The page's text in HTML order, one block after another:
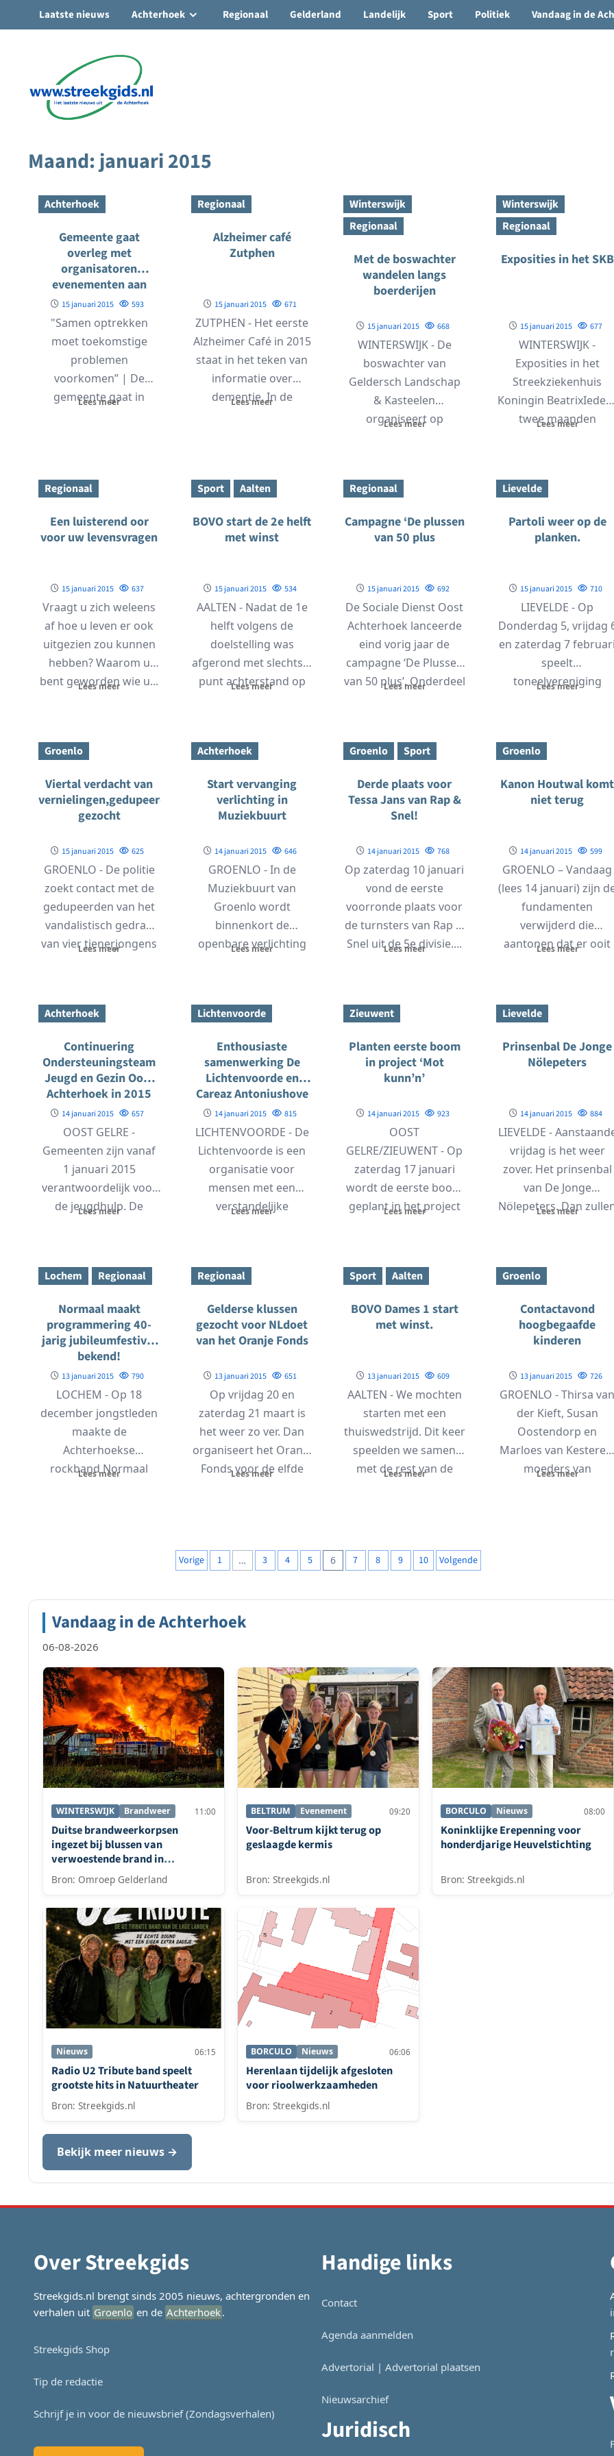
🌤️ Groenlo:22°C • Vandaag 15° / 24°
Ga
inhoud
Laatste nieuws Achterhoek Regionaal Gelderland Landelijk Sport Politiek Vandaag in de
Maand:januari 2015
Achterhoek
Gemeente gaat
overleg met
organisatoren
evenementen aan
15 januari 2015 593
"Samen optrekken
moet toekomstige
problemen
voorkomen” | De
gemeente gaat in
Lees meer
Regionaal
Alzheimer café
Zutphen
15 januari 2015 671
ZUTPHEN - Het eerste
Alzheimer Café in 2015
staat in het teken van
informatie over
dementie. In de
Lees meer
Winterswijk
Regionaal
Met de boswachter
wandelen langs
boerderijen
15 januari 2015 668
WINTERSWIJK - De
boswachter van
Geldersch Landschap
& Kasteelen
organiseert op
De tocht voert over...
Lees meer
Winterswijk
Regionaal
Exposities in het SKB
15 januari 2015 677
WINTERSWIJK -
Exposities in het
Streekziekenhuis
Koningin
twee maanden
Lees meer
Regionaal
Een luisterend oor
voor uw levensvragen
15 januari 2015 637
Vraagt u zich weleens
af hoe u leven er ook
uitgezien zou kunnen
hebben? Waarom u
bent geworden wie u...
Lees meer
Sport Aalten
BOVO start de 2e helft
met winst
15 januari 2015 534
AALTEN - Nadat de 1e
helft volgens de
doelstelling was
afgerond met slechts 1
punt achterstand op
Lees meer
Regionaal
Campagne ‘De plussen
van 50 plus
15 januari 2015 692
De Sociale Dienst Oost
Achterhoek lanceerde
eind vorig jaar de
campagne ‘De Plussen
van 50 plus’. Onderdeel
Lees meer
Lievelde
Partoli weer op de
planken.
15 januari 2015 710
LIEVELDE - Op
Donderdag 5, vrijdag
en zaterdag 7
speelt
toneelvereniging
Lees meer
Groenlo
Viertal verdacht van
vernielingen,gedupeerden
gezocht
15 januari 2015 625
GROENLO - De politie
zoekt contact met de
gedupeerden van het
vandalistisch gedrag
van vier tienerjongens
Lees meer
Achterhoek
Start vervanging
verlichting in
Muziekbuurt
14 januari 2015 646
GROENLO - In de
Muziekbuurt van
Groenlo wordt
binnenkort de
openbare verlichting
verlichting. De...
Lees meer
Groenlo Sport
Derde plaats voor
Tessa Jans van Rap &
Snel!
14 januari 2015 768
Op zaterdag 10 januari
vond de eerste
voorronde plaats voor
de turnsters van Rap &
Snel uit de 5e divisie....
Lees meer
Groenlo
Kanon Houtwal komt
niet terug
14 januari 2015 599
GROENLO – Vandaag
(lees 14 januari) zijn
fundamenten
verwijderd die
aantonen dat er ooit
Lees meer
Achterhoek
Continuering
Ondersteuningsteam
Jeugd en Gezin Oost
Achterhoek in 2015
14 januari 2015 657
OOST GELRE -
Gemeenten zijn vanaf
1 januari 2015
verantwoordelijk voor
de jeugdhulp. De
Lees meer
Lichtenvoorde
Enthousiaste
samenwerking De
Lichtenvoorde en
Careaz Antoniushove
14 januari 2015 815
LICHTENVOORDE - De
Lichtenvoorde is een
organisatie voor
mensen met een
verstandelijke
Lees meer
Zieuwent
Planten eerste boom
in project ‘Mot
kunn’n’
14 januari 2015 923
OOST
GELRE/ZIEUWENT - Op
zaterdag 17 januari
wordt de eerste boom
geplant in het project
Lees meer
Lievelde
Prinsenbal De Jonge
Nölepeters
14 januari 2015 884
LIEVELDE -
vrijdag is het weer
zover. Het prinsenbal
van De Jonge
Nölepeters. Dan
Lees meer
Lochem Regionaal
Normaal maakt
programmering 40-
jarig jubileumfestival
bekend!
13 januari 2015 790
LOCHEM - Op 18
december jongstleden
maakte de
Achterhoekse
rockband Normaal
Lees meer
Regionaal
Gelderse klussen
gezocht voor NLdoet
van het Oranje Fonds
13 januari 2015 651
Op vrijdag 20 en
zaterdag 21 maart is
het weer zo ver. Dan
organiseert het Oranje
Fonds voor de elfde
Lees meer
Sport Aalten
BOVO Dames 1 start
met winst.
13 januari 2015 609
AALTEN - We mochten
starten met een
thuiswedstrijd. Dit keer
speelden we samen
met de rest van de
Lees meer
Groenlo
Contactavond
hoogbegaafde
kinderen
13 januari 2015 726
GROENLO - Thirsa van
der Kieft, Susan
Oostendorp en
Marloes van
moeders van
Lees meer
Berichten
Vorige 1 … 3 4 5 6 7 8 9 10 Volgende
Vandaag in de Achterhoek
06-08-2026
WINTERSWIJK Brandweer 11:00
Duitse brandweerkorpsen
ingezet bij blussen van
verwoestende brand in
Winterswijk
Bron: Omroep Gelderland
BELTRUM Evenement 09:20
Voor-Beltrum kijkt terug op
geslaagde kermis
Bron: Streekgids.nl
BORCULO Nieuws 08:00
Koninklijke Erepenning voor
honderdjarige Heuvelstichting
Bron: Streekgids.nl
Nieuws 06:15
Radio U2 Tribute band speelt
grootste hits in Natuurtheater
Bron: Streekgids.nl
BORCULO Nieuws 06:06
Herenlaan tijdelijk afgesloten
voor rioolwerkzaamheden
Bron: Streekgids.nl
Bekijk meer nieuws →
Over Streekgids
Streekgids.nl brengt sinds 2005 nieuws, achtergronden en
verhalen uit Groenlo en de Achterhoek.
Streekgids Shop
Tip de redactie
Schrijf je in voor de nieuwsbrief (Zondagsverhalen)
Handige links
Contact
Agenda aanmelden
Advertorial | Advertorial plaatsen
Nieuwsarchief
Juridisch